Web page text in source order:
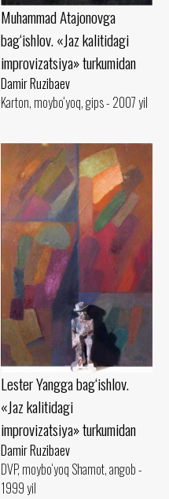
Muhammad Atajonovga
bag‘ishlov. «Jaz kalitidagi
improvizatsiya» turkumidan
Damir Ruzibaev
Karton, moybo‘yoq, gips - 2007 yil
Lester Yangga bag‘ishlov.
«Jaz kalitidagi
improvizatsiya» turkumidan
Damir Ruzibaev
DVP, moybo‘yoq Shamot, angob -
1999 yil